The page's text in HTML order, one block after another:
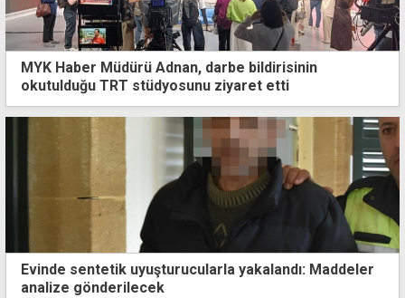
MYK Haber Müdürü Adnan, darbe bildirisinin
okutulduğu TRT stüdyosunu ziyaret etti
Evinde sentetik uyuşturucularla yakalandı: Maddeler
analize gönderilecek